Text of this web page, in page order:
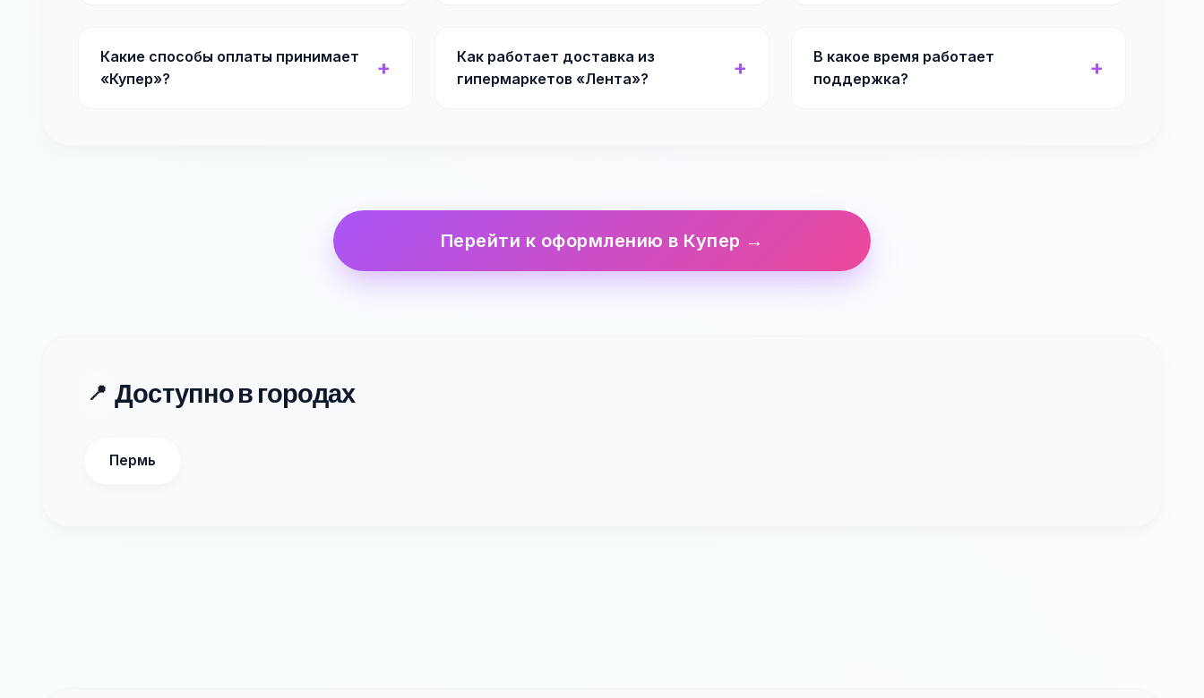
Какие способы оплаты принимает
«Купер»?
Как работает доставка из
гипермаркетов «Лента»?
В какое время работает
поддержка?
Перейти к оформлению в Купер →
📍 Доступно в городах
Пермь